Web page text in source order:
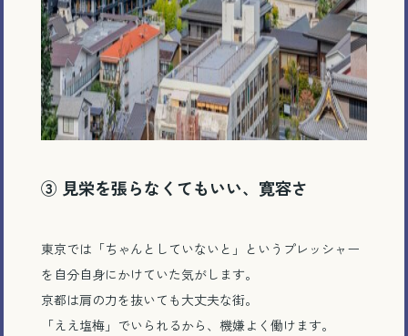
③ 見栄を張らなくてもいい、寛容さ
東京では「ちゃんとしていないと」というプレッシャー
を自分自身にかけていた気がします。
京都は肩の力を抜いても大丈夫な街。
「ええ塩梅」でいられるから、機嫌よく働けます。